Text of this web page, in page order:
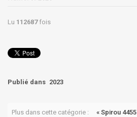
Lu 112687fois
Publié dans 2023
Plus dans cette catégorie : « Spirou 4455